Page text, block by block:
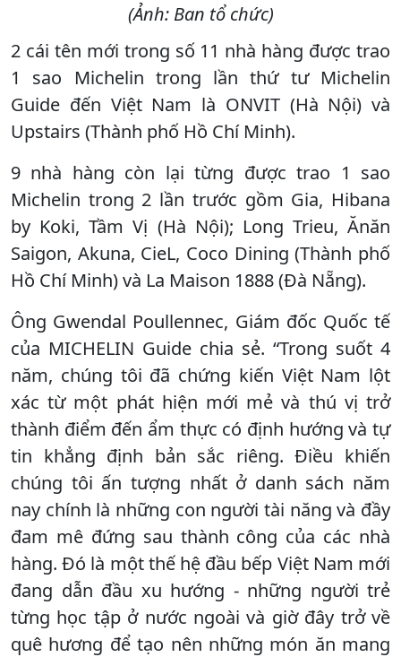
(Ảnh: Ban tổ chức)
2 cái tên mới trong số 11 nhà hàng được trao
1 sao Michelin trong lần thứ tư Michelin
Guide đến Việt Nam là ONVIT (Hà Nội) và
Upstairs (Thành phố Hồ Chí Minh).
9 nhà hàng còn lại từng được trao 1 sao
Michelin trong 2 lần trước gồm Gia, Hibana
by Koki, Tầm Vị (Hà Nội); Long Trieu, Ănăn
Saigon, Akuna, CieL, Coco Dining (Thành phố
Hồ Chí Minh) và La Maison 1888 (Đà Nẵng).
Ông Gwendal Poullennec, Giám đốc Quốc tế
của MICHELIN Guide chia sẻ. “Trong suốt 4
năm, chúng tôi đã chứng kiến Việt Nam lột
xác từ một phát hiện mới mẻ và thú vị trở
thành điểm đến ẩm thực có định hướng và tự
tin khẳng định bản sắc riêng. Điều khiến
chúng tôi ấn tượng nhất ở danh sách năm
nay chính là những con người tài năng và đầy
đam mê đứng sau thành công của các nhà
hàng. Đó là một thế hệ đầu bếp Việt Nam mới
đang dẫn đầu xu hướng - những người trẻ
từng học tập ở nước ngoài và giờ đây trở về
quê hương để tạo nên những món ăn mang